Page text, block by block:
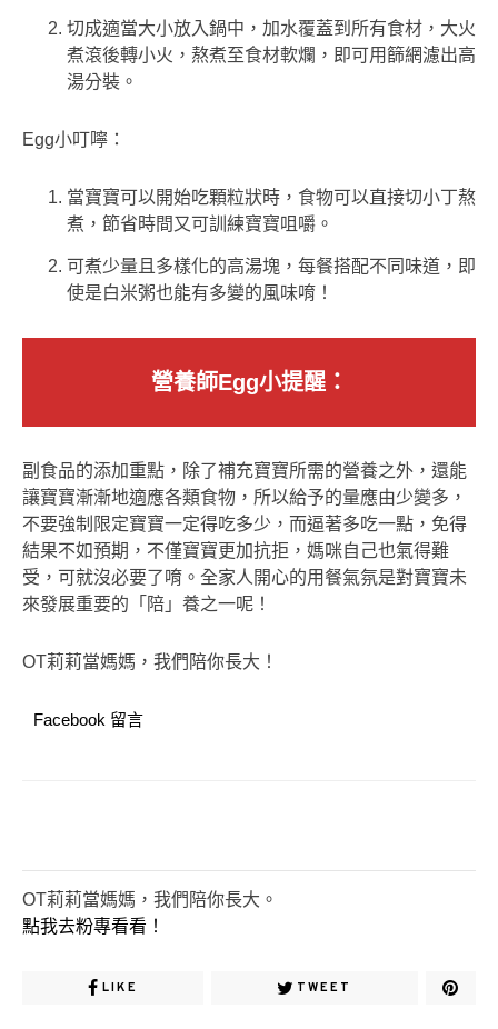
切成適當大小放入鍋中，加水覆蓋到所有食材，大火
煮滾後轉小火，熬煮至食材軟爛，即可用篩網濾出高
湯分裝。
Egg小叮嚀：
當寶寶可以開始吃顆粒狀時，食物可以直接切小丁熬
煮，節省時間又可訓練寶寶咀嚼。
可煮少量且多樣化的高湯塊，每餐搭配不同味道，即
使是白米粥也能有多變的風味唷！
營養師Egg小提醒：
副食品的添加重點，除了補充寶寶所需的營養之外，還能
讓寶寶漸漸地適應各類食物，所以給予的量應由少變多，
不要強制限定寶寶一定得吃多少，而逼著多吃一點，免得
結果不如預期，不僅寶寶更加抗拒，媽咪自己也氣得難
受，可就沒必要了唷。全家人開心的用餐氣氛是對寶寶未
來發展重要的「陪」養之一呢！
OT莉莉當媽媽，我們陪你長大！
Facebook 留言
OT莉莉當媽媽，我們陪你長大。
點我去粉專看看！
LIKE TWEET